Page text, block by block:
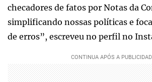
checadores de fatos por Notas da
simplificando nossas políticas e
de erros”, escreveu no perfil no